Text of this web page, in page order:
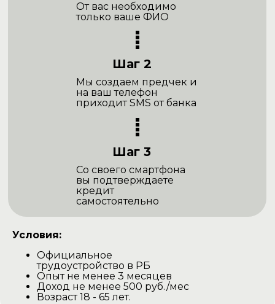
От вас необходимо
только ваше ФИО
Шаг 2
Мы создаем предчек и
на ваш телефон
приходит SMS от банка
Шаг 3
Со своего смартфона
вы подтверждаете
кредит
самостоятельно
Условия:
Официальное
трудоустройство в РБ
Опыт не менее 3 месяцев
Доход не менее 500 руб./мес
Возраст 18 - 65 лет.